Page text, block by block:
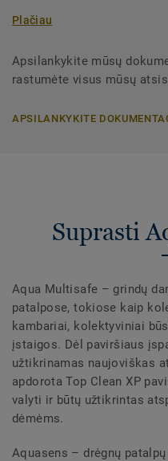
Plačiau
Apsilankykite mūsų
rastumėte visus mūsų
APSILANKYKITE
Suprasti
Aqua Multisafe – grindų
patalpose, tokiose kaip
kambariai, kolektyviniai
įstaigos. Dėl paviršiaus
užtikrinamas naujoviškas
apdorota Top Clean XP
valyti ir būtų užtikrintas
dėmėms.
Aquasens – drėgnų